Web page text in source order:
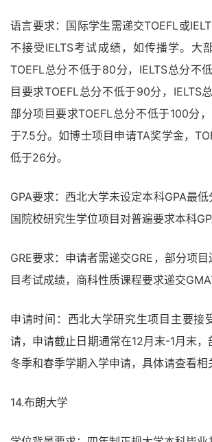
语言要求：国际学生需递交TOEFL或
不接受IELTS考试成绩，如传播学。大
TOEFL总分不低于80分，IELTS总分不
目要求TOEFL总分不低于90分，IELTS
部分项目要求TOEFL总分不低于100分
于7.5分。如博士项目申请TA奖学金，
低于26分。
GPA要求：西北大学未设定本科GPA最
国院校研究生学位项目对普遍要求本科
GRE要求：申请者需递交GRE，部分项
目考试成绩，商科性质课程要求递交
申请时间：西北大学研究生项目主要接
请，申请截止日期通常在12月末-1月末
冬季和春季学期入学申请，具体请查看相
14.布朗大学